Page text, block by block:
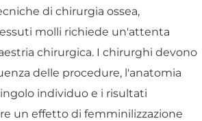
di chirurgia ossea,
molli richiede un'attenta
chirurgica. I chirurghi devono
delle procedure, l'anatomia
individuo e i risultati
un effetto di femminilizzazione